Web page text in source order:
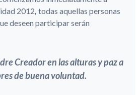
2012, todas aquellas personas
deseen participar serán
Creador en las alturas y paz a
de buena voluntad.